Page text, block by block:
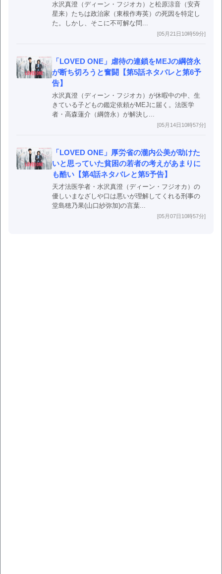
水沢真澄（ディーン・フジオカ）と松原涼音（安斉
星来）たちは政治家（東根作寿英）の死因を特定し
た。しかし、そこに不可解な問...
[05月21日10時59分]
「LOVED ONE」虐待の連鎖をMEJの綱啓永
が断ち切ろうと奮闘【第5話ネタバレと第6予
告】
水沢真澄（ディーン・フジオカ）が休暇中の中、生
きている子どもの鑑定依頼がMEJに届く。法医学
者・高森蓮介（綱啓永）が解決し...
[05月14日10時57分]
「LOVED ONE」厚労省の瀧内公美が助けた
いと思っていた貧困の若者の考えがあまりに
も酷い【第4話ネタバレと第5予告】
天才法医学者・水沢真澄（ディーン・フジオカ）の
優しいまなざしや口は悪いが理解してくれる刑事の
堂島穂乃果(山口紗弥加)の言葉...
[05月07日10時57分]